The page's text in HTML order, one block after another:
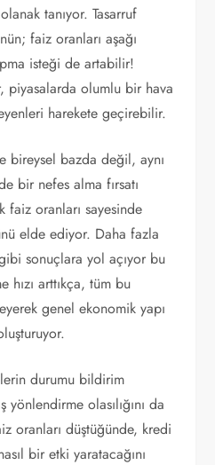
tanıyor. Tasarruf
faiz oranları aşağı
isteği de artabilir!
piyasalarda olumlu bir hava
harekete geçirebilir.
bireysel bazda değil, aynı
bir nefes alma fırsatı
faiz oranları sayesinde
elde ediyor. Daha fazla
sonuçlara yol açıyor bu
hızı arttıkça, tüm bu
genel ekonomik yapı
durumu bildirim
yönlendirme olasılığını da
oranları düştüğünde, kredi
bir etki yaratacağını